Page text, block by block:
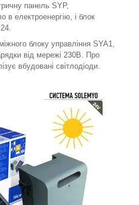
панель SYP,
в електроенергію, і блок
блоку управління SYA1,
від мережі 230В. Про
вбудовані світлодіоди.